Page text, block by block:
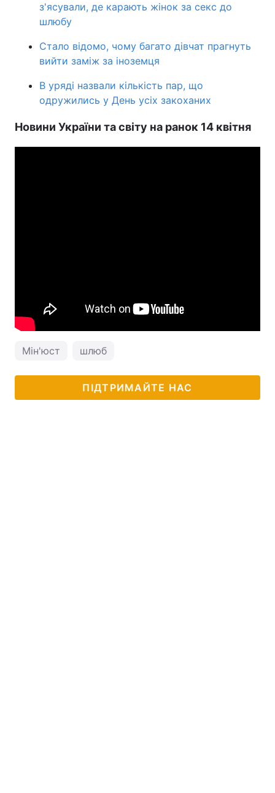
з'ясували, де карають жінок за секс до
шлюбу
Стало відомо, чому багато дівчат прагнуть
вийти заміж за іноземця
В уряді назвали кількість пар, що
одружились у День усіх закоханих
Новини України та світу на ранок 14 квітня
Мін'юст шлюб
ПІДТРИМАЙТЕ НАС